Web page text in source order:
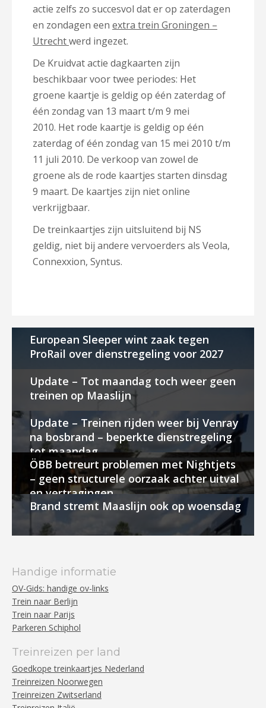
actie zelfs zo succesvol dat er op zaterdagen
en zondagen een extra trein Groningen –
Utrechtwerd ingezet.
De Kruidvat actie dagkaarten zijn
beschikbaar voor twee periodes: Het
groene kaartje is geldig op één zaterdag of
één zondag van 13 maart t/m 9 mei
2010. Het rode kaartje is geldig op één
zaterdag of één zondag van 15 mei 2010 t/m
11 juli 2010. De verkoop van zowel de
groene als de rode kaartjes starten dinsdag
9 maart. De kaartjes zijn niet online
verkrijgbaar.
De treinkaartjes zijn uitsluitend bij NS
geldig, niet bij andere vervoerders als Veola,
Connexxion, Syntus.
European Sleeper wint zaak tegen
ProRail over dienstregeling voor 2027
Update – Tot maandag toch weer geen
treinen op Maaslijn
Update – Treinen rijden weer bij Venray
na bosbrand – beperkte dienstregeling
tot maandag
ÖBB betreurt problemen met Nightjets
– geen structurele oorzaak achter uitval
en vertragingen
Brand stremt Maaslijn ook op woensdag
Handige informatie
OV-Gids: handige ov-links
Trein naar Berlijn
Trein naar Parijs
Parkeren Schiphol
Treinreizen per land
Goedkope treinkaartjes Nederland
Treinreizen Noorwegen
Treinreizen Zwitserland